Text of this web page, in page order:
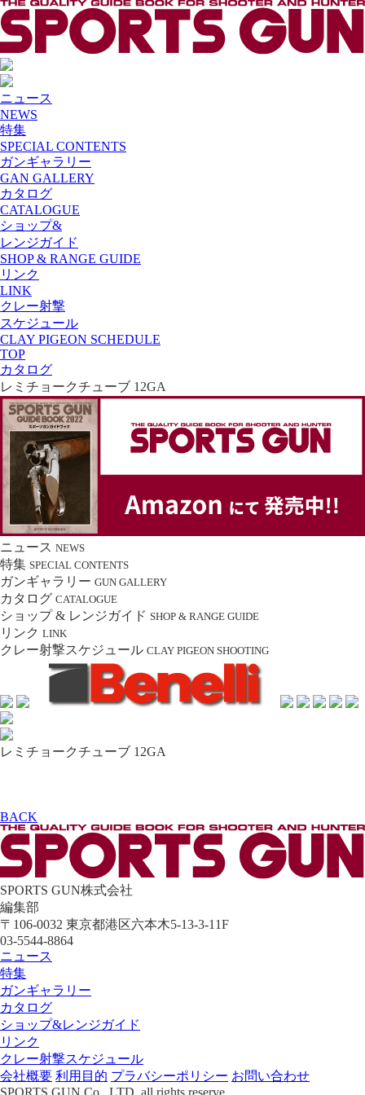
ニュース
NEWS
特集
SPECIAL CONTENTS
ガンギャラリー
GAN GALLERY
カタログ
CATALOGUE
ショップ&
レンジガイド
SHOP & RANGE GUIDE
リンク
LINK
クレー射撃
スケジュール
CLAY PIGEON SCHEDULE
TOP
カタログ
レミチョークチューブ 12GA
ニュース NEWS
特集 SPECIAL CONTENTS
ガンギャラリー GUN GALLERY
カタログ CATALOGUE
ショップ & レンジガイド SHOP & RANGE GUIDE
リンク LINK
クレー射撃スケジュール CLAY PIGEON SHOOTING
レミチョークチューブ 12GA
BACK
SPORTS GUN株式会社
編集部
〒106-0032 東京都港区六本木5-13-3-11F
03-5544-8864
ニュース
特集
ガンギャラリー
カタログ
ショップ&レンジガイド
リンク
クレー射撃スケジュール
会社概要 利用目的 プラバシーポリシー お問い合わせ